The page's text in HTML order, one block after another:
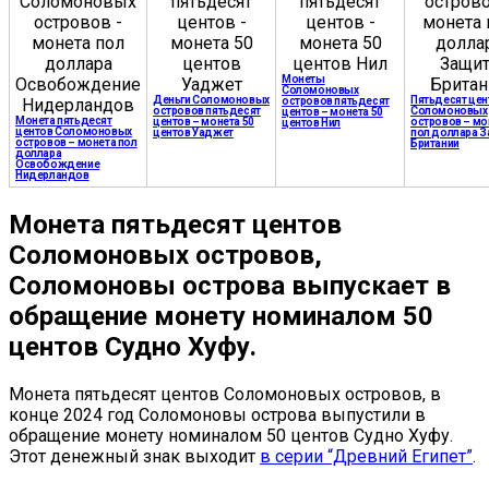
Монета пятьдесят
центов Соломоновых
островов – монета пол
доллара
Освобождение
Нидерландов
Деньги Соломоновых
островов пятьдесят
центов – монета 50
центов Уаджет
Монеты
Соломоновых
островов пятьдесят
центов – монета 50
центов Нил
Пятьдесят
Соломоновых
островов –
пол доллара
Британии
Монета пятьдесят центов
Соломоновых островов,
Соломоновы острова выпускает в
обращение монету номиналом 50
центов Судно Хуфу.
Монета пятьдесят центов Соломоновых островов, в
конце 2024 год Соломоновы острова выпустили в
обращение монету номиналом 50 центов Судно Хуфу.
Этот денежный знак выходит в серии “Древний Египет”.